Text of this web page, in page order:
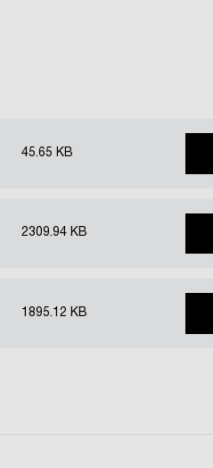
45.65 KB
2309.94 KB
1895.12 KB